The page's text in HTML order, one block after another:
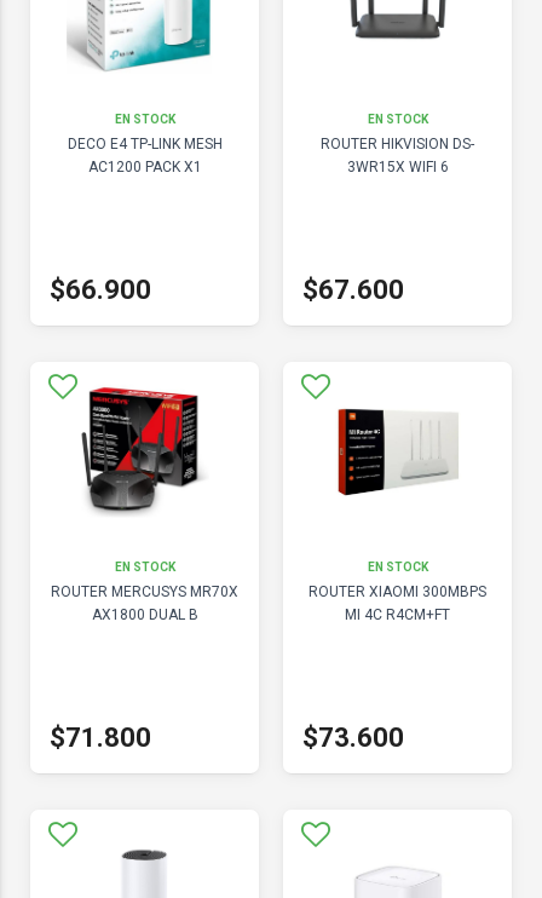
EN STOCK
DECO E4 TP-LINK MESH
AC1200 PACK X1
$66.900
EN STOCK
ROUTER HIKVISION DS-
3WR15X WIFI 6
$67.600
EN STOCK
ROUTER MERCUSYS MR70X
AX1800 DUAL B
$71.800
EN STOCK
ROUTER XIAOMI 300MBPS
MI 4C R4CM+FT
$73.600